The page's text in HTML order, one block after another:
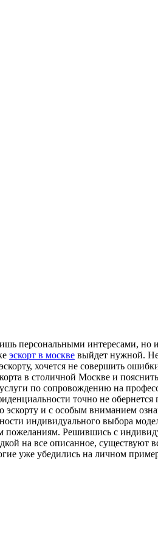
персональными интересами,
эскорт в москве выйдет нужной.
хочется не совершить
в столичной Москве и
по сопровождению на
точно не
эскорту и с особым вниманием
индивидуального выбора
пожеланиям. Решившись с
на все описанное, существуют
уже убедились на личном